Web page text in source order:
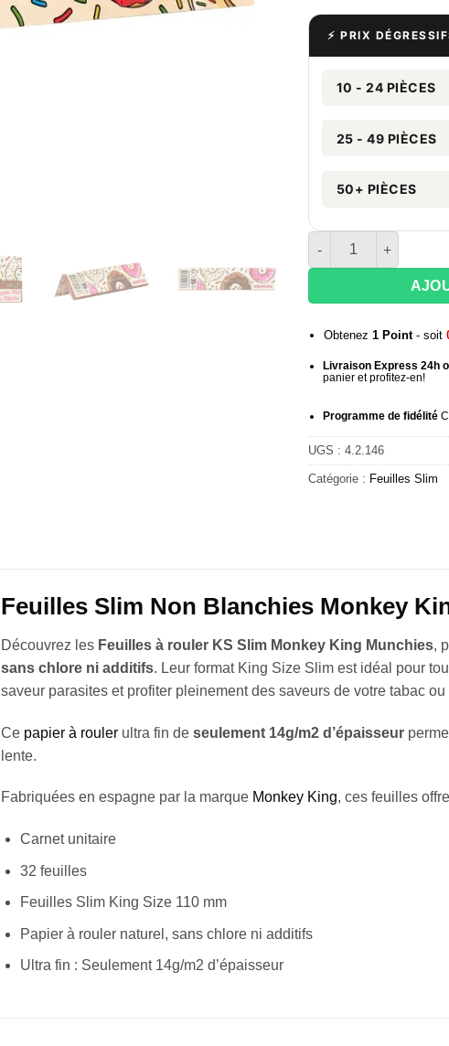
⚡ PRIX
10 - 24 PIÈCES
25 - 49 PIÈCES
50+ PIÈCES
quantité de Feuilles à
Obtenez 1Point- soit
Livraison Express 24h
panier et profitez-en!
Programme de fidélité
UGS : 4.2.146
Catégorie : Feuilles Slim
Feuilles Slim Non Blanchies Monkey
Découvrez les Feuilles à rouler KS Slim Monkey King Munchies,
sans chlore ni additifs. Leur format King Size Slim est idéal pour
saveur parasites et profiter pleinement des saveurs de votre tabac
Ce papier à rouler ultra fin de seulement 14g/m2 d’épaisseur
lente.
Fabriquées en espagne par la marque Monkey King, ces feuilles
Carnet unitaire
32 feuilles
Feuilles Slim King Size 110 mm
Papier à rouler naturel, sans chlore ni additifs
Ultra fin : Seulement 14g/m2 d’épaisseur